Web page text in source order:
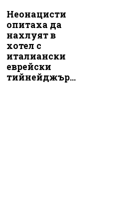
Неонацисти
опитаха да
нахлуят в
хотел с
италиански
еврейски
тийнейджър...